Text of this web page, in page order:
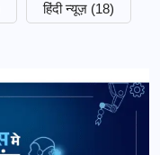
हिंदी न्यूज़ (18)